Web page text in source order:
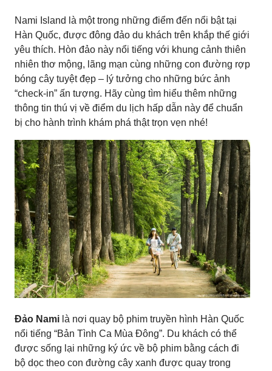
Nami Island là một trong những điểm đến nổi bật tại
Hàn Quốc, được đông đảo du khách trên khắp thế giới
yêu thích. Hòn đảo này nổi tiếng với khung cảnh thiên
nhiên thơ mộng, lãng mạn cùng những con đường rợp
bóng cây tuyệt đẹp – lý tưởng cho những bức ảnh
“check-in” ấn tượng. Hãy cùng tìm hiểu thêm những
thông tin thú vị về điểm du lịch hấp dẫn này để chuẩn
bị cho hành trình khám phá thật trọn vẹn nhé!
Đảo Nami là nơi quay bộ phim truyền hình Hàn Quốc
nổi tiếng “Bản Tình Ca Mùa Đông”. Du khách có thể
được sống lại những ký ức về bộ phim bằng cách đi
bộ dọc theo con đường cây xanh được quay trong